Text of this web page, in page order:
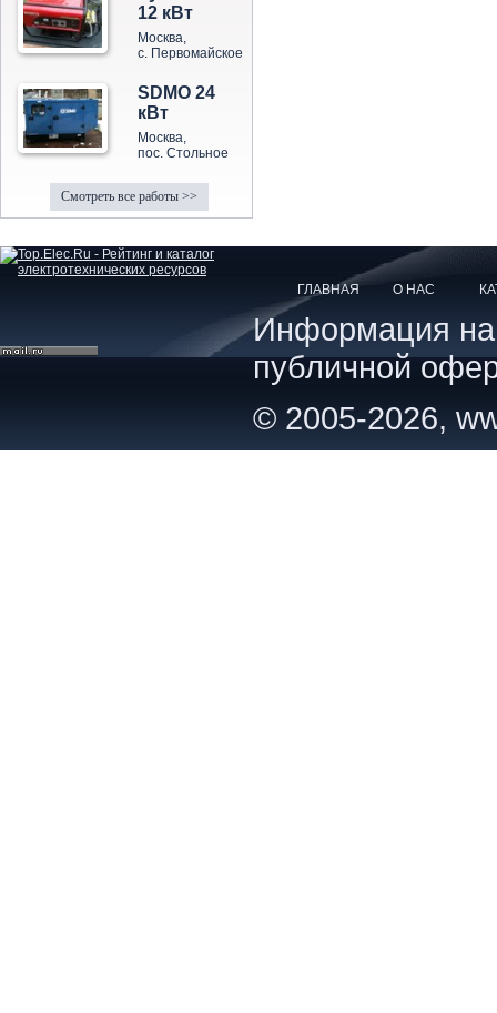
12 кВт
Москва,
с. Первомайское
SDMO 24
кВт
Москва,
пос. Стольное
Смотреть все работы >>
ГЛАВНАЯ О НАС
Информация на
публичной
© 2005-2026,